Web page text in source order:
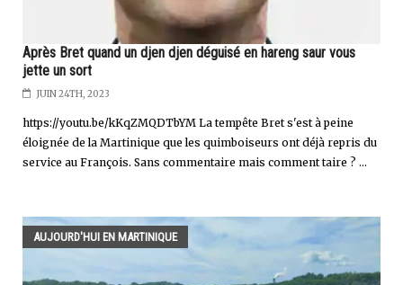
Après Bret quand un djen djen déguisé en hareng saur vous
jette un sort
JUIN 24TH, 2023
https://youtu.be/kKqZMQDTbYM La tempête Bret s'est à peine
éloignée de la Martinique que les quimboiseurs ont déjà repris du
service au François. Sans commentaire mais comment taire ? ...
AUJOURD'HUI EN MARTINIQUE